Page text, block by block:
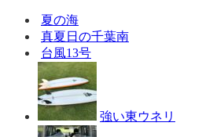
夏の海
真夏日の千葉南
台風13号
強い東ウネリ